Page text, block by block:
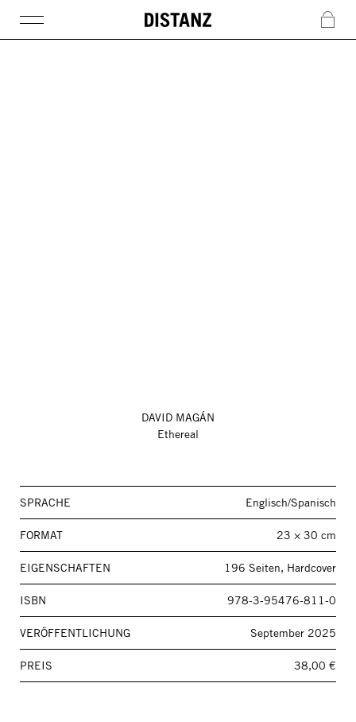
c
DAVID MAGÁN
Ethereal
SPRACHE Englisch/Spanisch
FORMAT 23 × 30 cm
EIGENSCHAFTEN 196 Seiten, Hardcover
ISBN 978-3-95476-811-0
VERÖFFENTLICHUNG September 2025
PREIS 38,00 €